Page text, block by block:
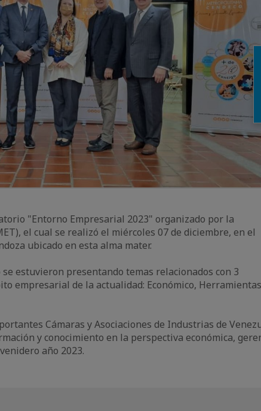
"Entorno Empresarial 2023" organizado por la
el cual se realizó el miércoles 07 de diciembre, en el
ubicado en esta alma mater.
estuvieron presentando temas relacionados con 3
empresarial de la actualidad: Económico, Herramientas
Cámaras y Asociaciones de Industrias de
y conocimiento en la perspectiva económica,
año 2023.